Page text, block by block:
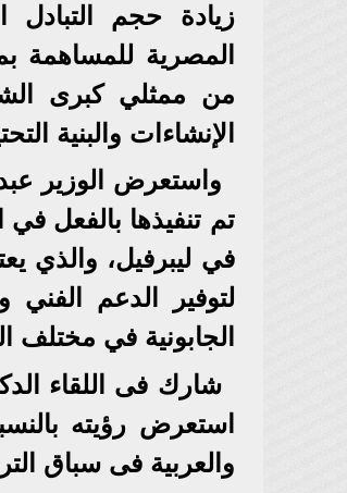
زيادة حجم التبادل
المصرية للمساهمة
من ممثلي كبرى
الإنشاءات والبنية
واستعرض الوزير
تم تنفيذها بالفعل
في ليبرفيل، والذي
لتوفير الدعم الفني
الجابونية في مختلف
شارك فى اللقاء
استعرض رؤيته
والعربية فى سباق